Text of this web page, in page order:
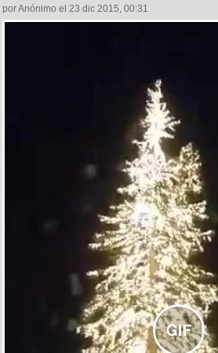
por Anónimo el 23 dic 2015, 00:31